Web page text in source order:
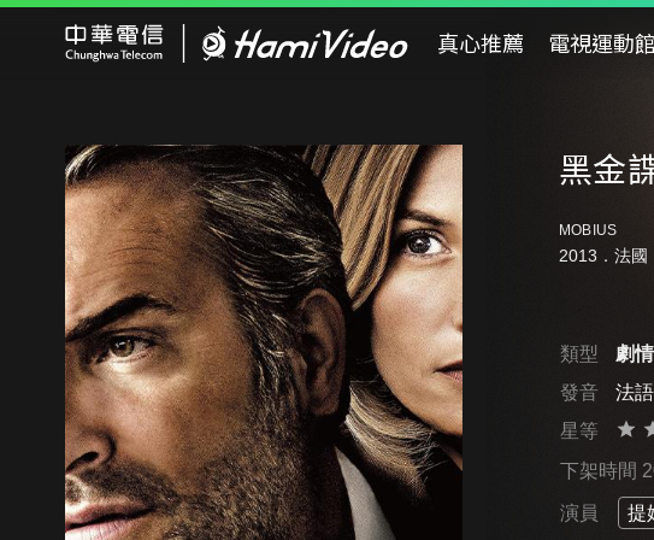
真心推薦 電視運動館
黑金
MOBIUS
2013．法國
類型
劇情
發音
法語
星等
下架時間
演員 提